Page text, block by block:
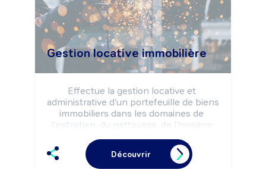
Gestion locative immobilière
Effectue la gestion locative et
administrative d'un portefeuille de biens
immobiliers dans les domaines de
l'entretien, du nettoyage, de l'hygiène
Veille à la cohérence et à la qualité des
services rendus aux clients et aux
Découvrir